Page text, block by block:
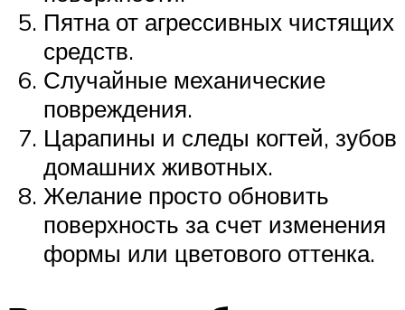
Пятна от агрессивных чистящих
средств.
Случайные механические
повреждения.
Царапины и следы когтей, зубов
домашних животных.
Желание просто обновить
поверхность за счет изменения
формы или цветового оттенка.